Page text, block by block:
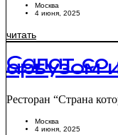
Москва
4 июня, 2025
читать
Салат со
арбузом
Ресторан “Страна
Москва
4 июня, 2025